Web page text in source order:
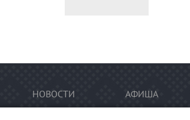
НОВОСТИ АФИША